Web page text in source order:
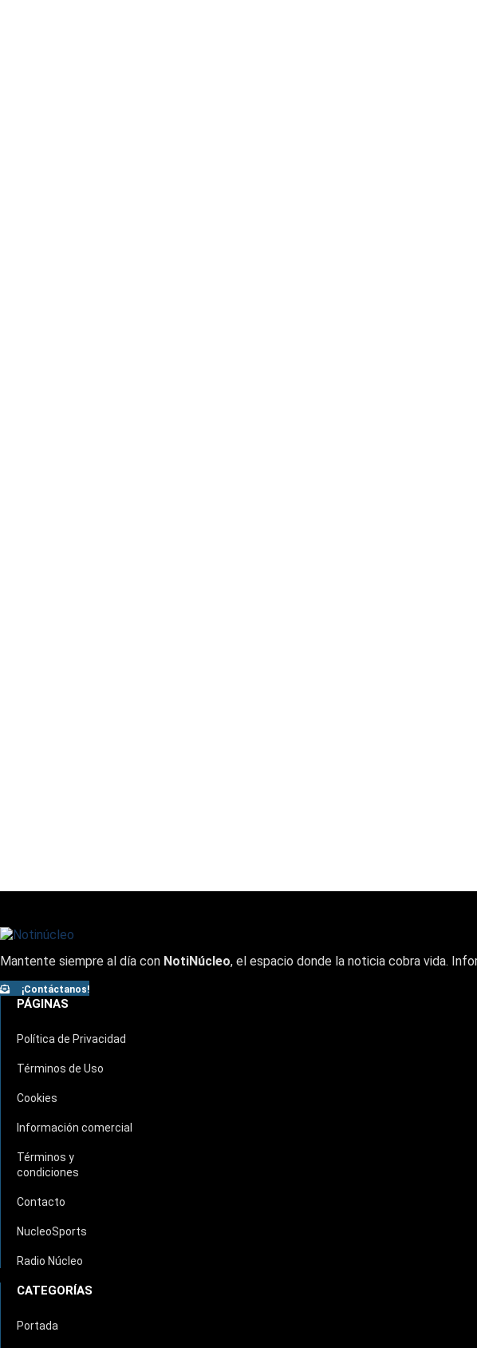
Mantente siempre al día con NotiNúcleo, el espacio donde la noticia cobra vida.
¡Contáctanos!
PÁGINAS
Política de Privacidad
Términos de Uso
Cookies
Información comercial
Términos y
condiciones
Contacto
NucleoSports
Radio Núcleo
CATEGORÍAS
Portada